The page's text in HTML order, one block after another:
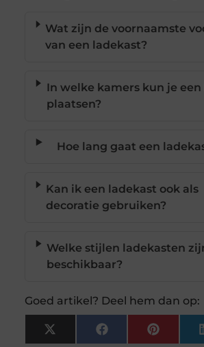
Wat zijn de voornaamste
van een ladekast?
In welke kamers kun je
plaatsen?
Hoe lang gaat een
Kan ik een ladekast ook als
decoratie gebruiken?
Welke stijlen ladekasten
beschikbaar?
Goed artikel? Deel hem dan op:
X
Facebook